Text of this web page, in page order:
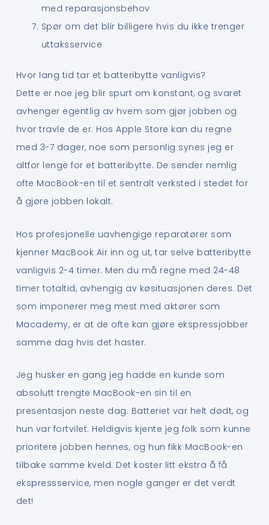
med reparasjonsbehov
Spør om det blir billigere hvis du ikke trenger
uttaksservice
Hvor lang tid tar et batteribytte vanligvis?
Dette er noe jeg blir spurt om konstant, og svaret
avhenger egentlig av hvem som gjør jobben og
hvor travle de er. Hos Apple Store kan du regne
med 3-7 dager, noe som personlig synes jeg er
altfor lenge for et batteribytte. De sender nemlig
ofte MacBook-en til et sentralt verksted i stedet for
å gjøre jobben lokalt.
Hos profesjonelle uavhengige reparatører som
kjenner MacBook Air inn og ut, tar selve batteribytte
vanligvis 2-4 timer. Men du må regne med 24-48
timer totaltid, avhengig av køsituasjonen deres. Det
som imponerer meg mest med aktører som
Macademy, er at de ofte kan gjøre ekspressjobber
samme dag hvis det haster.
Jeg husker en gang jeg hadde en kunde som
absolutt trengte MacBook-en sin til en
presentasjon neste dag. Batteriet var helt dødt, og
hun var fortvilet. Heldigvis kjente jeg folk som kunne
prioritere jobben hennes, og hun fikk MacBook-en
tilbake samme kveld. Det koster litt ekstra å få
ekspressservice, men nogle ganger er det verdt
det!